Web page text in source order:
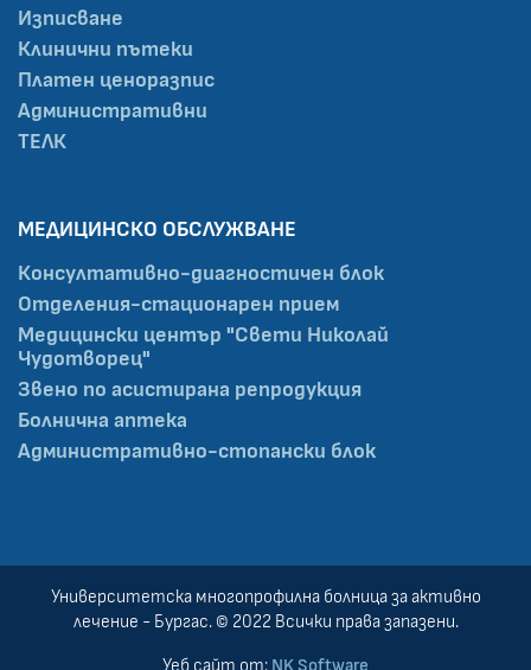
Изписване
Клинични пътеки
Платен ценоразпис
Административни
ТЕЛК
МЕДИЦИНСКО ОБСЛУЖВАНЕ
Консултативно-диагностичен блок
Отделения-стационарен прием
Медицински център "Свети Николай
Чудотворец"
Звено по асистирана репродукция
Болнична аптека
Административно-стопански блок
Университетска многопрофилна болница за активно
лечение - Бургас. © 2022 Всички права запазени.
Уеб сайт от: NK Software